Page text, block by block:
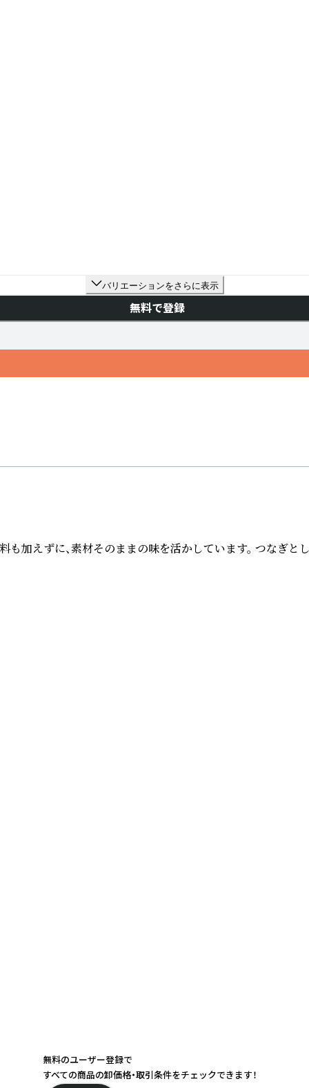
バリエーションをさらに表示
無料で登録
えずに、素材そのままの味を活かしています。 つな
無料のユーザー登録で
すべての商品の卸価格・取引条件をチェックできます！